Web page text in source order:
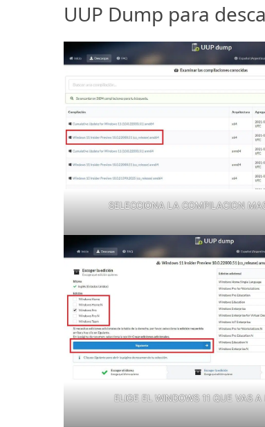
UUP Dump para
SELECCIONA LA COMPILACION
ELIGE EL WINDOWS 11 QUE VAS A